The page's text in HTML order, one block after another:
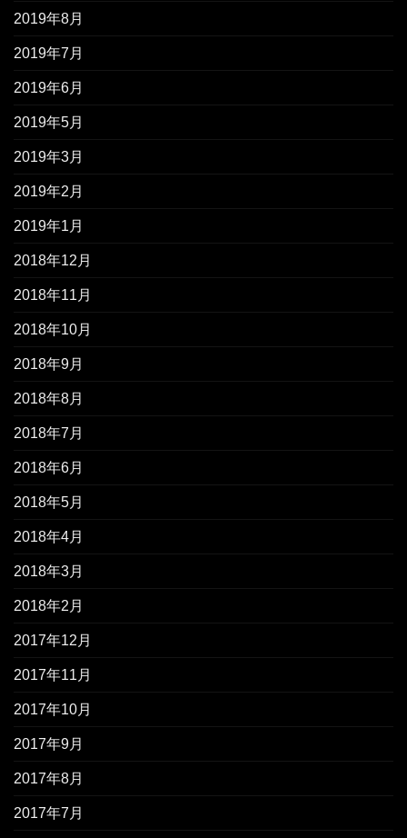
2019年8月
2019年7月
2019年6月
2019年5月
2019年3月
2019年2月
2019年1月
2018年12月
2018年11月
2018年10月
2018年9月
2018年8月
2018年7月
2018年6月
2018年5月
2018年4月
2018年3月
2018年2月
2017年12月
2017年11月
2017年10月
2017年9月
2017年8月
2017年7月